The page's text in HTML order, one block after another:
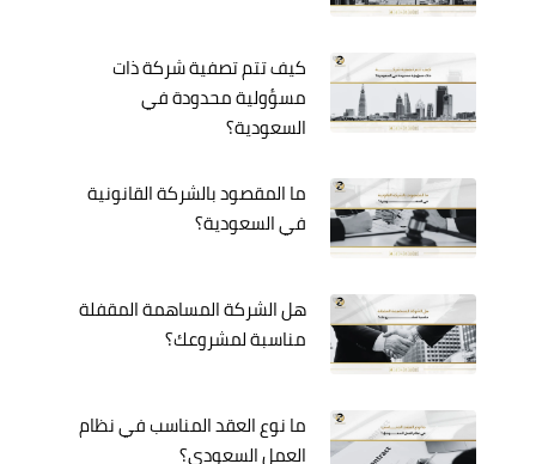
كيف تتم تصفية شركة ذات
مسؤولية محدودة في
السعودية؟
ما المقصود بالشركة القانونية
في السعودية؟
هل الشركة المساهمة المقفلة
مناسبة لمشروعك؟
ما نوع العقد المناسب في نظام
العمل السعودي؟